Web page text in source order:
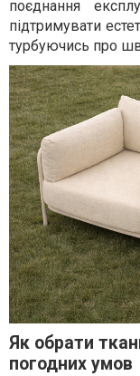
поєднання
підтримувати
турбуючись про
Як обрати
погодних умов